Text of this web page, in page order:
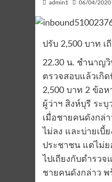
admin1 06/04/2020
ปรับ 2,500 บาท
22.30 น. ชำนาญ
ตรวจสอบแล้วเกิด
2,500 บาท 2 ข้อ
ผู้ว่าฯ สิงห์บุรี ระ
เมื่อชายคนดังกล่
ไม่ลง และบ่ายเบี้
ประชาชน แต่ไม่ย
ไปเถียงกับตำรว
ชายคนดังกล่าว